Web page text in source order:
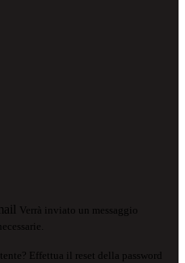
Verrà inviato un messaggio
Effettua il reset della password